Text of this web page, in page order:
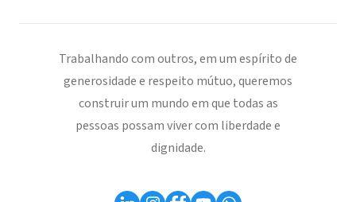
Trabalhando com outros, em um espírito de
generosidade e respeito mútuo, queremos
construir um mundo em que todas as
pessoas possam viver com liberdade e
dignidade.